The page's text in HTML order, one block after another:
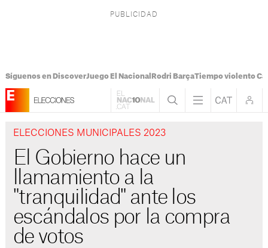
Síguenos en DiscoverJuego El Nacional Rodri BarçaTiempo violento
ELECCIONES MUNICIPALES 2023
El Gobierno hace un
llamamiento a la
"tranquilidad" ante los
escándalos por la compra
de votos